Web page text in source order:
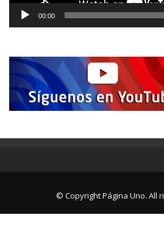
00:00
© Copyright Página Uno. All